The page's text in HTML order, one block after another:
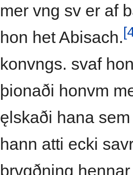
mer vng sv er af
hon het Abisach.
konvngs. svaf
þionaði honvm
ęlskaði hana
hann atti ecki
brvgðning